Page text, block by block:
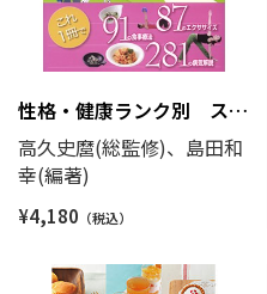
性格・健康ランク別 ステ
ップアップ式 ぐんぐん健
康になる食事・運動・医学
の事典
高久史麿(総監修)、島田和
幸(編著)
¥4,180